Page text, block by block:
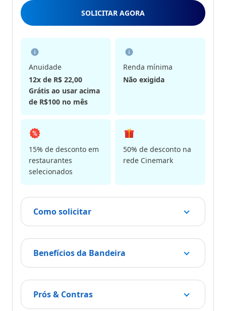
5
Estrelas
SOLICITAR AGORA
Anuidade
12x de R$ 22,00
Grátis ao usar acima
de R$100 no mês
Renda mínima
Não exigida
15% de desconto em
restaurantes
selecionados
50% de desconto na
rede Cinemark
Como solicitar
Benefícios da Bandeira
Prós & Contras